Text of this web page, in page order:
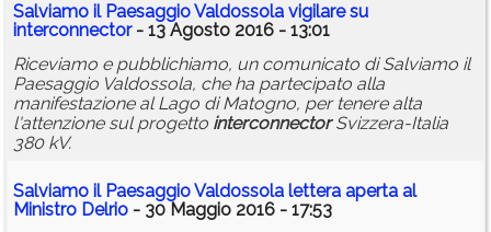
Salviamo il Paesaggio Valdossola vigilare su
interconnector- 13 Agosto 2016 - 13:01
Riceviamo e pubblichiamo, un comunicato di Salviamo il
Paesaggio Valdossola, che ha partecipato alla
manifestazione al Lago di Matogno, per tenere alta
l'attenzione sul progetto interconnectorSvizzera-Italia
380 kV.
Salviamo il Paesaggio Valdossola lettera aperta al
Ministro Delrio - 30 Maggio 2016 - 17:53